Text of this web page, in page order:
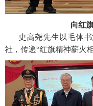
向红
史高尧先生以毛体
社，传递“红旗精神薪火